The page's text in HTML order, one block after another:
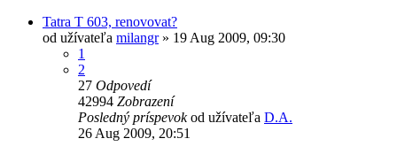
Tatra T 603, renovovat?
od užívateľa milangr» 19 Aug 2009, 09:30
1
2
27 Odpovedí
42994 Zobrazení
Posledný príspevokod užívateľa D.A.
26 Aug 2009, 20:51